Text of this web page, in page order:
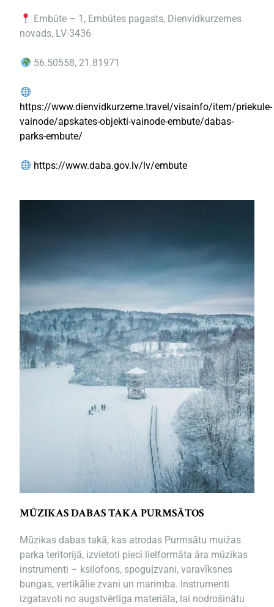
Embūte – 1, Embūtes pagasts, Dienvidkurzemes
novads, LV-3436
56.50558, 21.81971
https://www.dienvidkurzeme.travel/visainfo/item/priekule-
vainode/apskates-objekti-vainode-embute/dabas-
parks-embute/
https://www.daba.gov.lv/lv/embute
MŪZIKAS DABAS TAKA PURMSĀTOS
Mūzikas dabas takā, kas atrodas Purmsātu muižas
parka teritorijā, izvietoti pieci lielformāta āra mūzikas
instrumenti – ksilofons, spoguļzvani, varavīksnes
bungas, vertikālie zvani un marimba. Instrumenti
izgatavoti no augstvērtīga materiāla, lai nodrošinātu